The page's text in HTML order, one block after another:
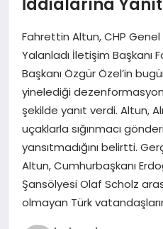
MAGAZIN
SAĞLIK
SIYASET
SPOR
TEKNOLOJI
YAŞAM
Fahrettin Altun, CHP Genel
Yalanladı İletişim Başkanı
Başkanı Özgür Özel’in
yinelediği
şekilde yanıt verdi. Altun,
uçaklarla sığınmacı
yansıtmadığını belirtti.
Altun, Cumhurbaşkanı
Şansölyesi Olaf Scholz
olmayan Türk